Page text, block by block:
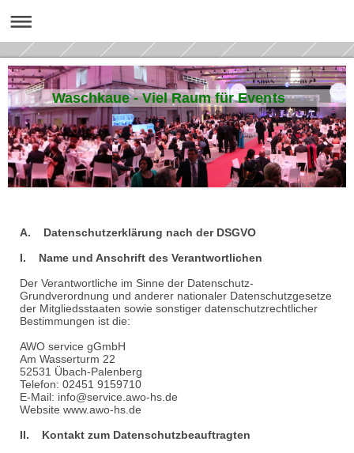
Waschkaue - Viel Raum für Events
A. Datenschutzerklärung nach der DSGVO
I. Name und Anschrift des Verantwortlichen
Der Verantwortliche im Sinne der Datenschutz-
Grundverordnung und anderer nationaler Datenschutzgesetze
der Mitgliedsstaaten sowie sonstiger datenschutzrechtlicher
Bestimmungen ist die:
AWO service gGmbH
Am Wasserturm 22
52531 Übach-Palenberg
Telefon: 02451 9159710
E-Mail: info@service.awo-hs.de
Website www.awo-hs.de
II. Kontakt zum Datenschutzbeauftragten